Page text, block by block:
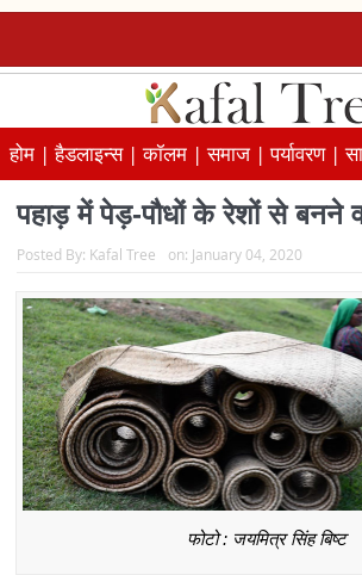
होम |हैडलाइन्स |कॉलम |समाज |पर्यावरण |
पहाड़ में पेड़-पौधों के रेशों से बनने
Posted By: Kafal Tree on: January 04, 2020
फोटो : जयमित्र सिंह बिष्ट